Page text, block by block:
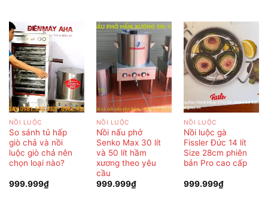
NỒI LUỘC
So sánh tủ hấp
giò chả và nồi
luộc giò chả nên
chọn loại nào?
999.999₫
NỒI LUỘC
Nồi nấu phở
Senko Max 30 lít
và 50 lít hầm
xương theo yêu
cầu
999.999₫
NỒI LUỘC
Nồi luộc gà
Fissler Đức 14 lít
Size 28cm phiên
bản Pro cao cấp
999.999₫